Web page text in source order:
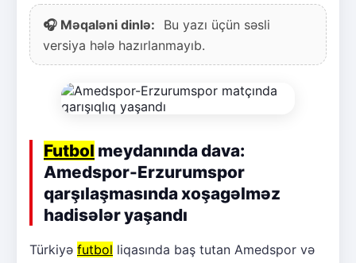
🎧 Məqaləni dinlə:
Bu yazı üçün səsli
versiya hələ hazırlanmayıb.
Futbol meydanında dava:
Amedspor-Erzurumspor
qarşılaşmasında xoşagəlməz
hadisələr yaşandı
Türkiyə futbol liqasında baş tutan Amedspor və